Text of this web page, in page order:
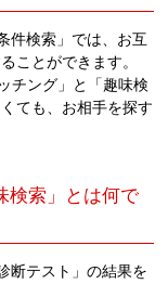
件検索」では、お互
ことができます。
チング」と「趣味検
ても、お相手を探す
検索」とは何で
断テスト」の結果を